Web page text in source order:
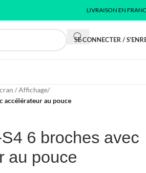
LIVRAISON EN
SE CONNECTER /
/ Affichage/
accélérateur au pouce
6 broches avec
au pouce